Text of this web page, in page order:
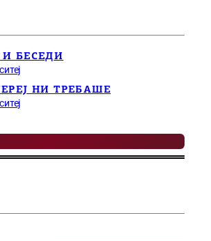
БЕСЕДИ
НИ ТРЕБАШЕ